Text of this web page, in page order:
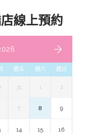
線上預約
週五 週六 週日
31 1 2
7 8 9
14 15 16